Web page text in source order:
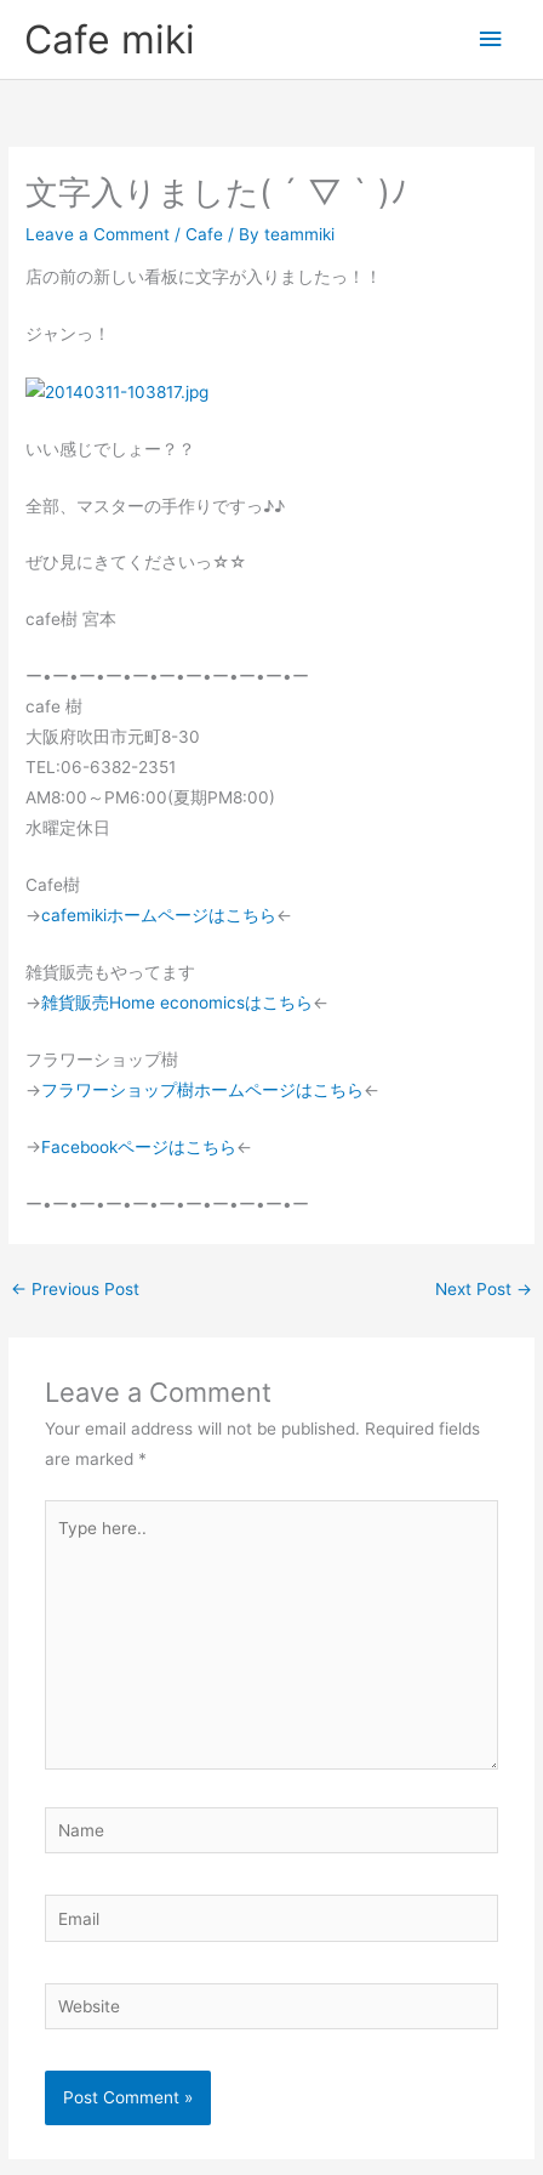
Cafe miki
Main
文字入りました( ´ ▽ ` )ﾉ
Leave a Comment /Cafe / Byteammiki
店の前の新しい看板に文字が入りましたっ！！
ジャンっ！
いい感じでしょー？？
全部、マスターの手作りですっ♪♪
ぜひ見にきてくださいっ☆☆
cafe樹 宮本
ー•ー•ー•ー•ー•ー•ー•ー•ー•ー•ー
cafe 樹
大阪府吹田市元町8-30
TEL:06-6382-2351
AM8:00～PM6:00(夏期PM8:00)
水曜定休日
Cafe樹
→cafemikiホームページはこちら←
雑貨販売もやってます
→雑貨販売Home economicsはこちら←
フラワーショップ樹
→フラワーショップ樹ホームページはこちら←
→Facebookページはこちら←
ー•ー•ー•ー•ー•ー•ー•ー•ー•ー•ー
← Previous Post Next Post →
Leave a Comment
Your email address will not be published. Required fields
are marked *
here..
Name
Email
Website